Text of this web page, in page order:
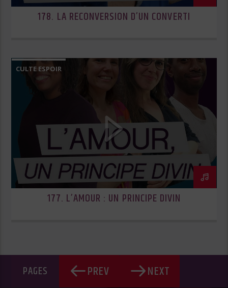
178. LA RECONVERSION D’UN CONVERTI
CULTE ESPOIR
177. L’AMOUR : UN PRINCIPE DIVIN
PAGES PREV NEXT